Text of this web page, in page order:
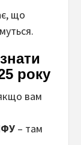
що
року
вам
– там